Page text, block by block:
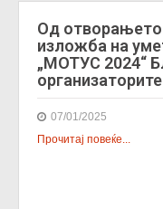
Од отворањето
изложба на
„МОТУС 2024“
07/01/2025
Прочитај повеќе...